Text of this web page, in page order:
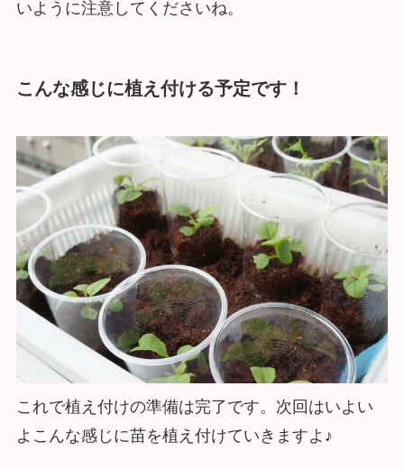
いように注意してくださいね。
こんな感じに植え付ける予定です！
これで植え付けの準備は完了です。次回はいよい
よこんな感じに苗を植え付けていきますよ♪